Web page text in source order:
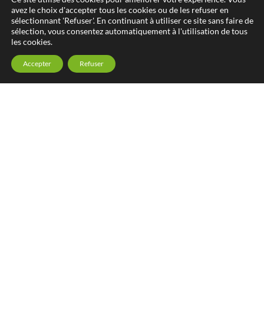
avez le choix d'accepter tous les cookies ou de les refuser en
sélectionnant 'Refuser'. En continuant à utiliser ce site sans faire de
sélection, vous consentez automatiquement à l'utilisation de tous
les cookies.
Accepter Refuser